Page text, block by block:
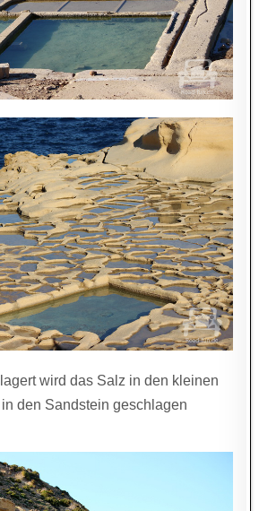
wird das Salz in den kleinen
den Sandstein geschlagen